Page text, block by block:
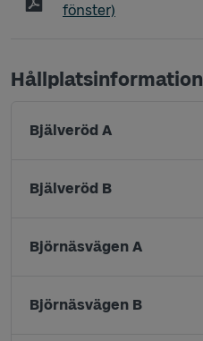
fönster)
Hållplatsinformation
Bjälveröd A
Bjälveröd B
Björnäsvägen A
Björnäsvägen B